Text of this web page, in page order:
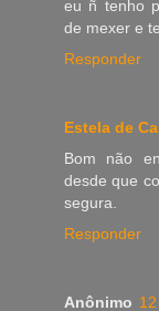
eu ñ tenho
de mexer e
Responder
Estela de
Bom não
desde que
segura.
Responder
Anônimo